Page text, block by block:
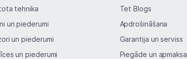
Planšetdatori un aksesuāri
Piederumi
tehnika
un piederumi
un piederumi
un piederumi
Tet Blogs
Apdrošināšana
Garantija un serviss
Piegāde un apmaksa